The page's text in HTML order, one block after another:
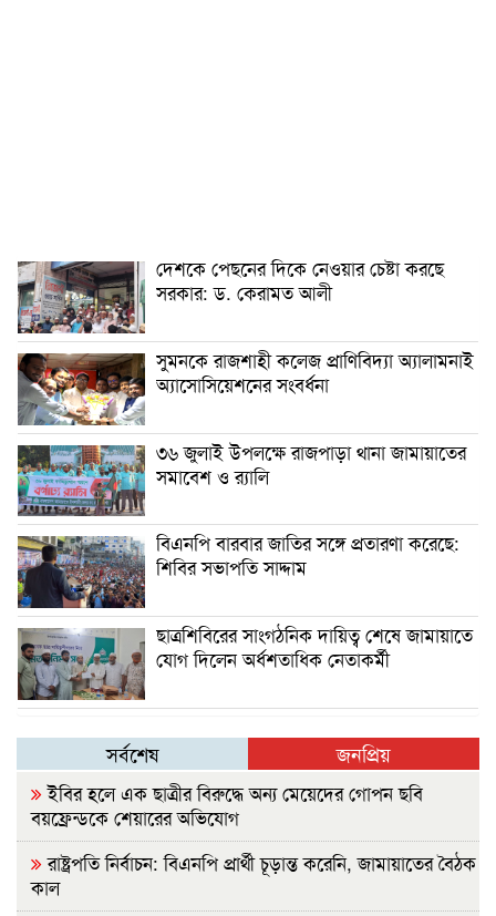
দেশকে পেছনের দিকে নেওয়ার চেষ্টা করছে
সরকার: ড. কেরামত আলী
সুমনকে রাজশাহী কলেজ প্রাণিবিদ্যা অ্যালামনাই
অ্যাসোসিয়েশনের সংবর্ধনা
৩৬ জুলাই উপলক্ষে রাজপাড়া থানা জামায়াতের
সমাবেশ ও র‍্যালি
বিএনপি বারবার জাতির সঙ্গে প্রতারণা করেছে:
শিবির সভাপতি সাদ্দাম
ছাত্রশিবিরের সাংগঠনিক দায়িত্ব শেষে জামায়াতে
যোগ দিলেন অর্ধশতাধিক নেতাকর্মী
সর্বশেষ জনপ্রিয়
ইবির হলে এক ছাত্রীর বিরুদ্ধে অন্য মেয়েদের গোপন ছবি
বয়ফ্রেন্ডকে শেয়ারের অভিযোগ
রাষ্ট্রপতি নির্বাচন: বিএনপি প্রার্থী চূড়ান্ত করেনি, জামায়াতের বৈঠক
কাল